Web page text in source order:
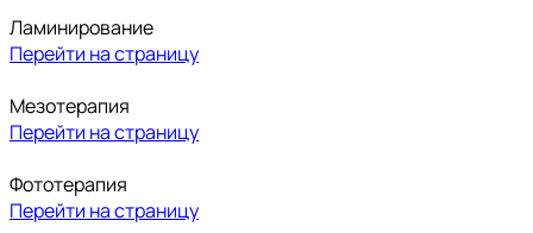
Ламинирование
Перейти на страницу
Мезотерапия
Перейти на страницу
Фототерапия
Перейти на страницу